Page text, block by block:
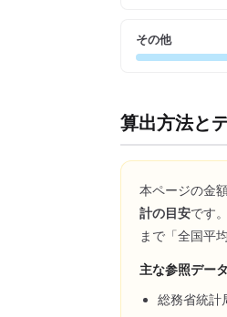
その他
算出方法と
本ページの金
計の目安です
まで「全国平
主な参照データ
総務省統計